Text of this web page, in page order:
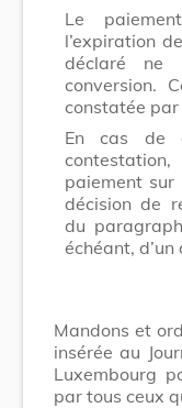
Le
l’expiration
déclaré ne
conversion.
constatée par
En cas de
paiement sur
décision de
du
échéant,
Mandons et
insérée au
Luxembourg
par tous ceux